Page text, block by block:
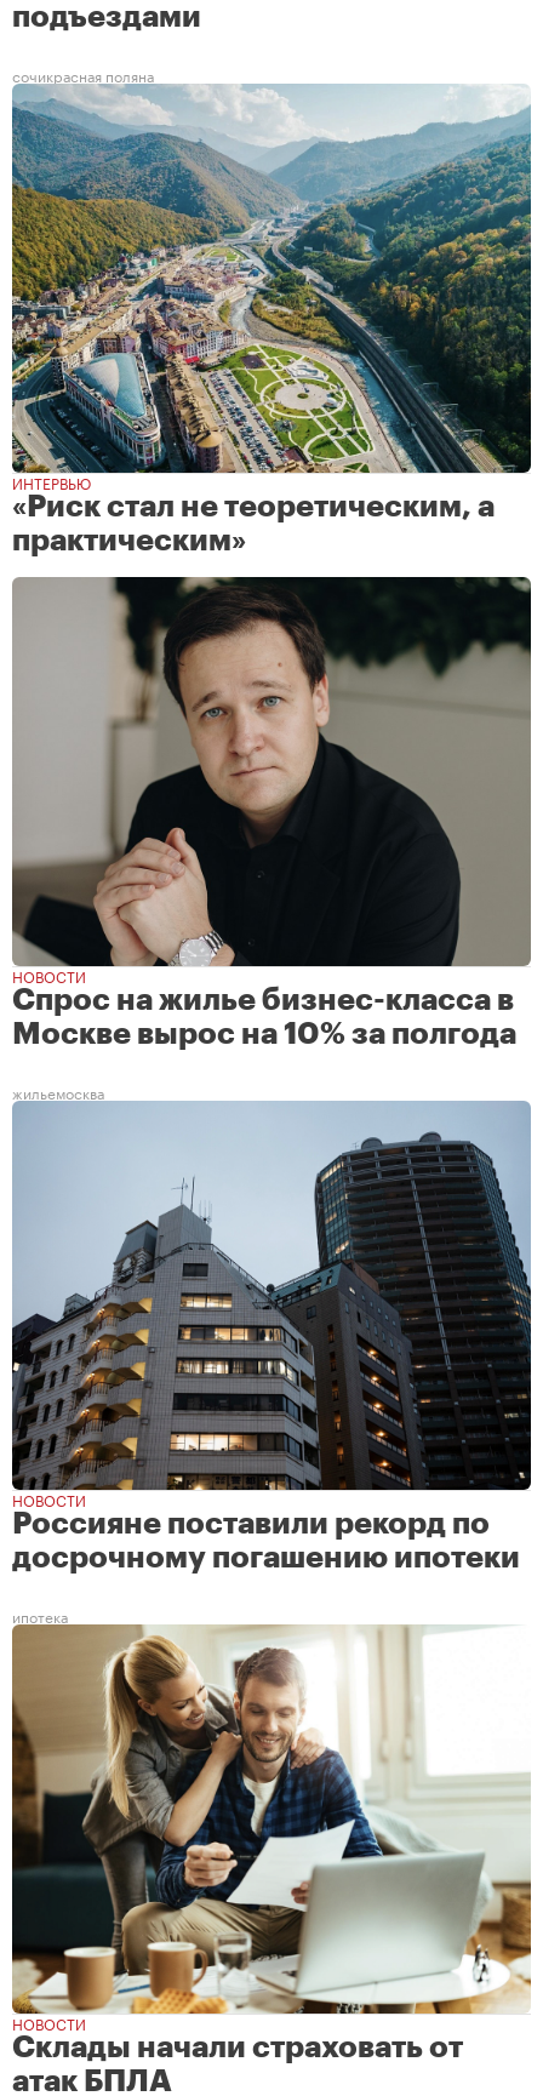
подъездами
сочикрасная поляна
ИНТЕРВЬЮ
«Риск стал не теоретическим, а
практическим»
НОВОСТИ
Спрос на жилье бизнес-класса в
Москве вырос на 10% за полгода
жильемосква
НОВОСТИ
Россияне поставили рекорд по
досрочному погашению ипотеки
ипотека
НОВОСТИ
Склады начали страховать от
атак БПЛА